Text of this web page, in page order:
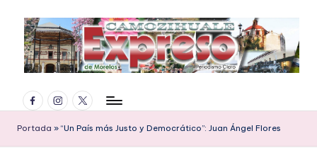
Saltar
contenido
x
p
FacebookInstagram
Twitter
Portada » “Un País más Justo y Democrático”: Juan Ángel Flores